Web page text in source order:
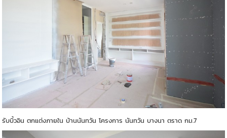
รับบิ้วอิน ตกแต่งภายใน บ้านนันทวัน โครงการ นันทวัน บางนา ตราด กม.7